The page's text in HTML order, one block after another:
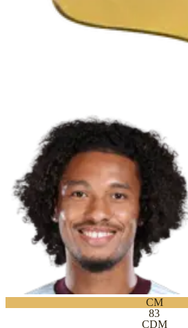
CM
83
CDM